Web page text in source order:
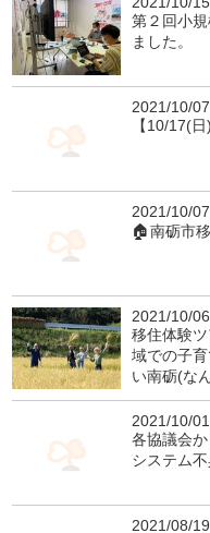
第２回小
ました。
2021/10/07
【10/17(
2021/10/07
🏠南砺市
2021/10/06
移住体験
域での子
い南砺(な
2021/10/01
各協議会
システム
2021/08/19